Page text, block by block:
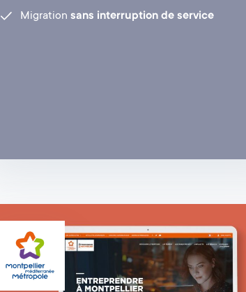
Migration sans interruption de service